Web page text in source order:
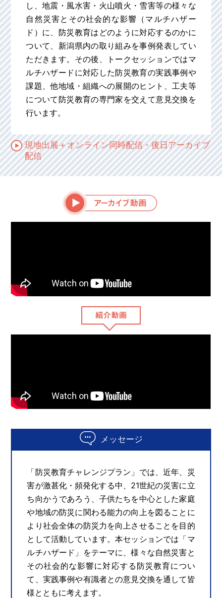
し、地震・風水害・火山噴火・雪害等の様々な
自然災害とその社会的な影響（マルチハザー
ド）に、防災教育はどのように対応するのかに
ついて、新潟県内の取り組みを事例発表してい
ただきます。その後、トークセッションではマ
ルチハザードに対応した防災教育の実践事例や
課題、他地域・組織への展開のヒント、工夫等
について防災教育の専門家を交えて意見交換を
行います。
現地出展＋オンライン同時配信・後日アーカイブ
配信
紹介動画
メッセージ
「防災教育チャレンジプラン」では、近年、災
害が激甚化・頻発化する中、21世紀の災害に立
ち向かうであろう、子供たちを中心とした家庭
や地域の防災に関わる能力の向上を図ることに
より社会全体の防災力を向上させることを目的
として活動しています。本セッションでは「マ
ルチハザード」をテーマに、様々な自然災害と
その社会的な影響に対応する防災教育につい
て、実践事例や有識者との意見交換を通して皆
様とともに考えます。